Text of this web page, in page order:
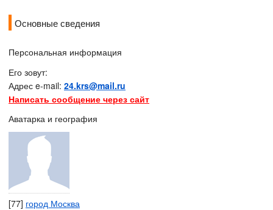
Основные сведения
Персональная информация
Его зовут:
Адрес e-mail: 24.krs@mail.ru
Написать сообщение через сайт
Аватарка и география
[77] город Москва